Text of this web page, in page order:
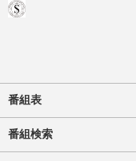
番組表
番組検索